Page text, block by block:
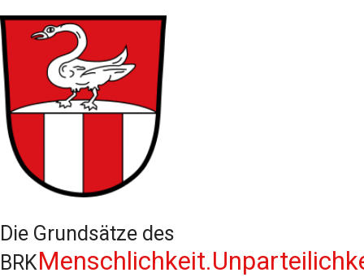
Die Grundsätze des
BRKMenschlichkeit.